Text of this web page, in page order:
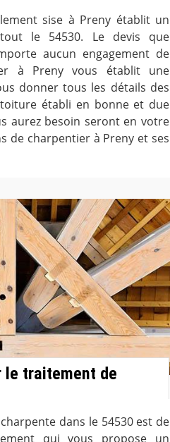
sise à Preny établit un
le 54530. Le devis que
aucun engagement de
à Preny vous établit une
donner tous les détails des
établi en bonne et due
aurez besoin seront en votre
de charpentier à Preny et ses
le traitement de
dans le 54530 est de
qui vous propose un